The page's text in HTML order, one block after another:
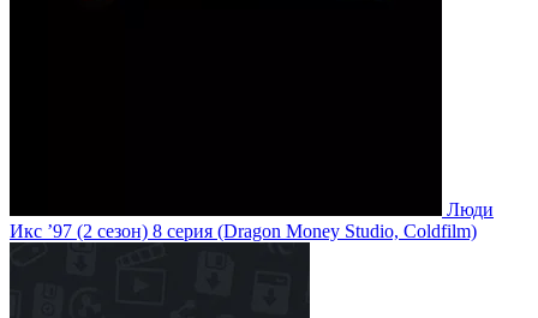
Люди
Икс ’97 (2 сезон) 8 серия (Dragon Money Studio, Coldfilm)